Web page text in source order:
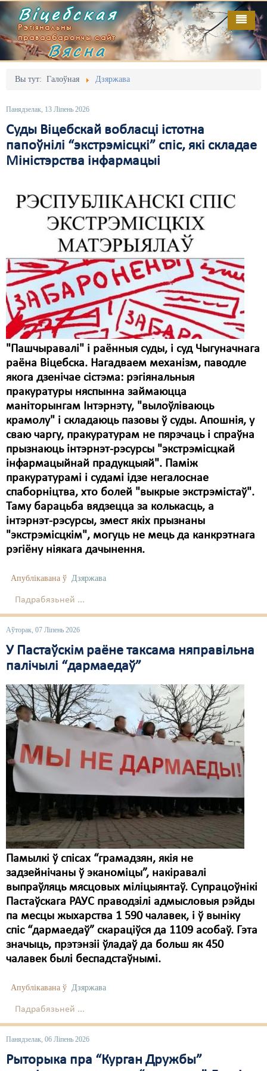
Віцебская
Рэгіянальны
праваабарончы сайт
Вясна
Вы тут: Галоўная Дзяржава
Панядзелак, 13 Ліпень 2026
Суды Віцебскай вобласці істотна
папоўнілі “экстрэмісцкі” спіс, які складае
Міністэрства інфармацыі
"Пашчыравалі" і раённыя суды, і суд Чыгуначнага
раёна Віцебска. Нагадваем механізм, паводле
якога дзенічае сістэма: рэгіянальныя
пракуратуры няспынна займаюцца
маніторынгам Інтэрнэту, "вылоўліваюць
крамолу" і складаюць пазовы ў суды. Апошнія, у
сваю чаргу, пракуратурам не пярэчаць і спраўна
прызнаюць інтэрнэт-рэсурсы "экстрэмісцкай
інфармацыйнай прадукцыяй". Паміж
пракуратурамі і судамі ідзе негалоснае
спаборніцтва, хто болей "выкрые экстрэмістаў".
Таму барацьба вядзецца за колькасць, а
інтэрнэт-рэсурсы, змест якіх прызнаны
"экстрэмісцкім", могуць не мець да канкрэтнага
рэгіёну ніякага дачынення.
Апублікавана ў Дзяржава
Падрабязьней ...
Аўторак, 07 Ліпень 2026
У Пастаўскім раёне таксама няправільна
палічылі “дармаедаў”
Памылкі ў спісах “грамадзян, якія не
задзейнічаны ў эканоміцы”, накіравалі
выпраўляць мясцовых міліцыянтаў. Супрацоўнікі
Пастаўскага РАУС праводзілі адмысловыя рэйды
па месцы жыхарства 1 590 чалавек, і ў выніку
спіс “дармаедаў” скараціўся да 1109 асобаў. Гэта
значыць, прэтэнзіі ўладаў да больш як 450
чалавек былі беспадстаўнымі.
Апублікавана ў Дзяржава
Падрабязьней ...
Панядзелак, 06 Ліпень 2026
Рыторыка пра “Курган Дружбы”
Галоўная
Адміністрацыйны перасьлед
Безбар'ернае асяродзьдзе
Выбары
Дзяржава
Дыскрымінацыя
Затрыманьні
Карная псыхіятрыя
КПЧ ААН
Культурныя правы
ЛПП
Мігранты
Мірныя сходы
Палітвязьні
Праваабаронцы
Правы дзіцяці
Пэнітэнцыярная сыстэма
Распальваньне варожасьці
Рознае
Свабода слова
Свабода сумленьня
Суд
Сьмяротнае пакараньне
Экалёгія
Правы працоўных
Сацыяльныя правы
Выданьні
Кантакт
Пра нас